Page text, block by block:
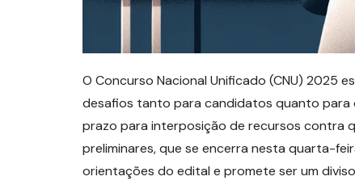
O Concurso Nacional Unificado (CNU) 2025
desafios tanto para candidatos quanto para
prazo para interposição de recursos contra
preliminares, que se encerra nesta quarta-
orientações do edital e promete ser um